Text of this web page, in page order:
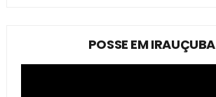
POSSE EM IRAUÇUBA